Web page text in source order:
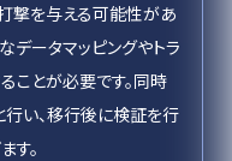
撃を与える可能性があ
データマッピングやトラ
ことが必要です。同時
行い、移行後に検証を行
す。